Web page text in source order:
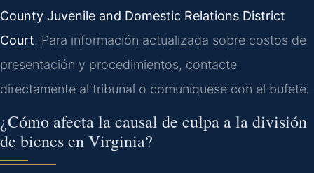
County Juvenile and Domestic Relations District
Court. Para información actualizada sobre costos de
presentación y procedimientos, contacte
directamente al tribunal o comuníquese con el bufete.
¿Cómo afecta la causal de culpa a la división
de bienes en Virginia?